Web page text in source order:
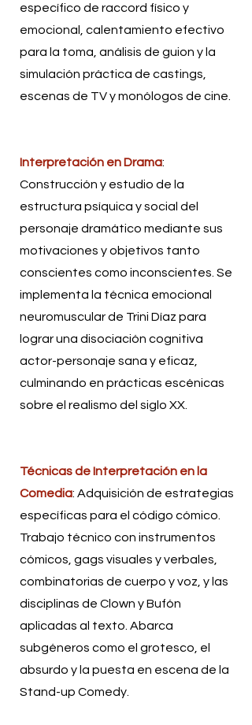
específico de raccord físico y
emocional, calentamiento efectivo
para la toma, análisis de guion y la
simulación práctica de castings,
escenas de TV y monólogos de cine.
Interpretación en Drama:
Construcción y estudio de la
estructura psíquica y social del
personaje dramático mediante sus
motivaciones y objetivos tanto
conscientes como inconscientes. Se
implementa la técnica emocional
neuromuscular de Trini Díaz para
lograr una disociación cognitiva
actor-personaje sana y eficaz,
culminando en prácticas escénicas
sobre el realismo del siglo XX.
Técnicas de Interpretación en la
Comedia: Adquisición de estrategias
específicas para el código cómico.
Trabajo técnico con instrumentos
cómicos, gags visuales y verbales,
combinatorias de cuerpo y voz, y las
disciplinas de Clown y Bufón
aplicadas al texto. Abarca
subgéneros como el grotesco, el
absurdo y la puesta en escena de la
Stand-up Comedy.